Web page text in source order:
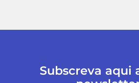
Subscreva aqui